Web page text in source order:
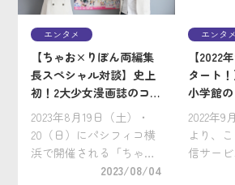
ーナーなど、放送27年目
を迎 […]
ていた
エンタメ
【ちゃお×りぼん両編集
長スペシャル対談】史上
初！2大少女漫画誌のコラ
ボイベント「ちゃお×り
ぼん ガールズコミックフ
ェス」8/19（土）・
20（日）開催！
2023年8月19日（土）・
20（日）にパシフィコ横
浜で開催される「ちゃお
×りぼん ガールズコミッ
2023/08/04
エンタメ
【2022
タート
小学館
テンツ
きとり
ショナ
2022年9
より、
信サー
Kids（